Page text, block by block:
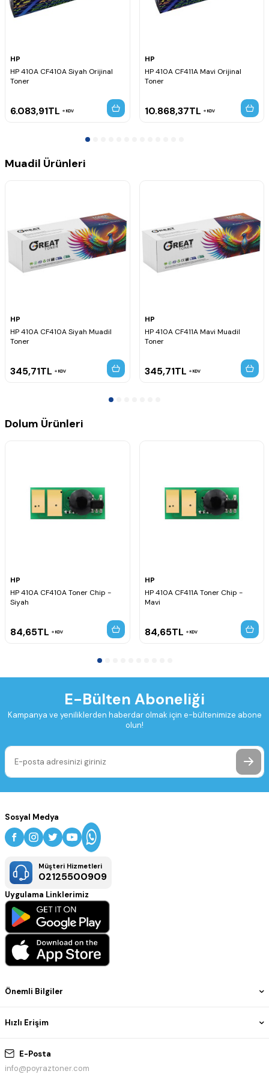
HP
HP 410A CF410A Siyah Orijinal
Toner
6.083,91TL KDV
HP
HP 410A CF411A Mavi Orijinal
Toner
10.868,37TL KDV
Muadil Ürünleri
HP
HP 410A CF410A Siyah Muadil
Toner
345,71TL KDV
HP
HP 410A CF411A Mavi Muadil
Toner
345,71TL KDV
Dolum Ürünleri
HP
HP 410A CF410A Toner Chip -
Siyah
84,65TL KDV
HP
HP 410A CF411A Toner Chip -
Mavi
84,65TL KDV
E-Bülten Aboneliği
Kampanya ve yeniliklerden haberdar olmak için e-bültenimize abone
olun!
E-Posta
info@poyraztoner.com
Önemli Bilgiler
Hızlı Erişim
Sosyal Medya
Müşteri Hizmetleri
02125500909
Uygulama Linklerimiz